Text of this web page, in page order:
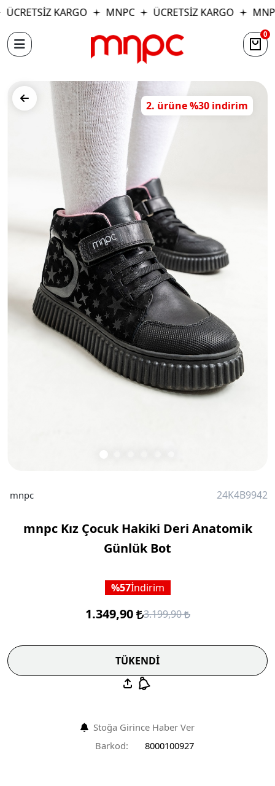
ÜCRETSİZ KARGO MNPC ÜCRETSİZ KARGO
0
2. ürüne %30 indirim
mnpc 24K4B9942
mnpc Kız Çocuk Hakiki Deri Anatomik
Günlük Bot
57İndirim
1.349,90 3.199,90
TÜKENDİ
Stoğa Girince Haber Ver
Barkod:
8000100927